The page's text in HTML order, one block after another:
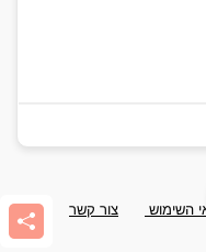
השימוש צור קשר